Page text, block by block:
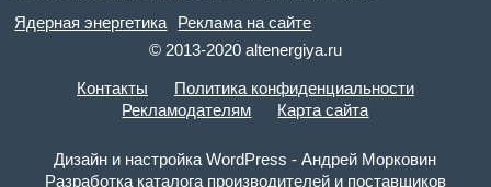
Ядерная энергетика
Реклама на сайте
© 2013-2020 altenergiya.ru
Контакты
Политика конфиденциальности
Рекламодателям
Карта сайта
Дизайн и настройка WordPress - Андрей Морковин
Разработка каталога производителей и поставщиков